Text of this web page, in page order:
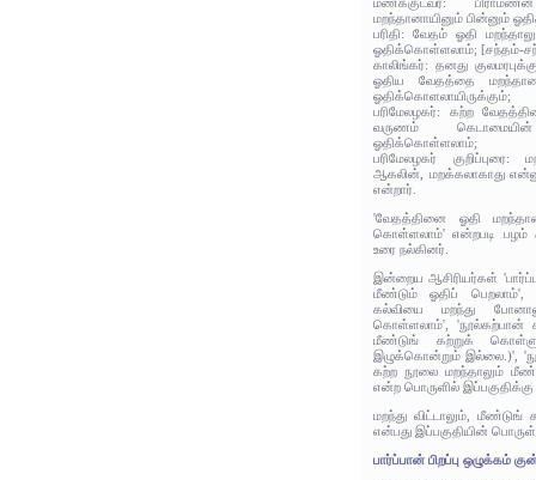
மறந்தானாயினும் பின்னும்
பரிதி: வேதம் ஓதி
ஓதிக்கொள்ளலாம்; [சந்தம்-
காலிங்கர்: தனது
ஓதிய வேதத்தை
ஓதிக்கொளலாயிருக்கும்;
பரிமேலழகர்: கற்ற
வருணம்
ஓதிக்கொள்ளலாம்;
பரிமேலழகர் குறிப்புரை:
ஆகலின், மறக்கலாகாது
என்றார்.
'வேதத்தினை ஓதி
கொள்ளலாம்' என்றபடி பழம்
உரை நல்கினர்.
இன்றைய ஆசிரியர்கள்
மீண்டும் ஓதிப்
கல்வியை மறந்து
கொள்ளலாம்', 'நூல்கற்பான்
மீண்டுங் கற்றுக்
இழுக்கொன்றும் இல்லை.)',
கற்ற நூலை மறந்தாலும்
என்ற பொருளில்
மறந்து விட்டாலும்,
என்பது இப்பகுதியின்
பார்ப்பான் பிறப்பு ஒழுக்கம்